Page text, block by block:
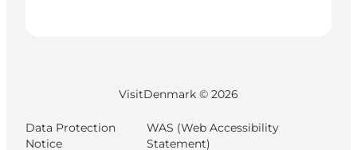
VisitDenmark © 2026
Data Protection
Notice
WAS (Web Accessibility
Statement)